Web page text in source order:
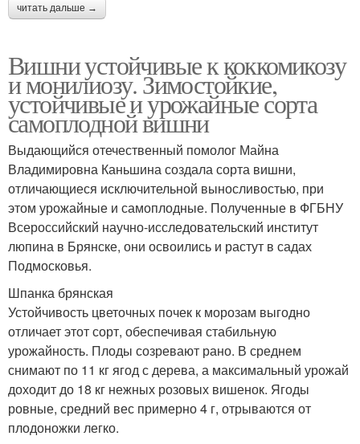
читать дальше →
Вишни устойчивые к коккомикозу
и монилиозу. Зимостойкие,
устойчивые и урожайные сорта
самоплодной вишни
Выдающийся отечественный помолог Майна
Владимировна Каньшина создала сорта вишни,
отличающиеся исключительной выносливостью, при
этом урожайные и самоплодные. Полученные в ФГБНУ
Всероссийский научно-исследовательский институт
люпина в Брянске, они освоились и растут в садах
Подмосковья.
Шпанка брянская
Устойчивость цветочных почек к морозам выгодно
отличает этот сорт, обеспечивая стабильную
урожайность. Плоды созревают рано. В среднем
снимают по 11 кг ягод с дерева, а максимальный урожай
доходит до 18 кг нежных розовых вишенок. Ягоды
ровные, средний вес примерно 4 г, отрываются от
плодоножки легко.